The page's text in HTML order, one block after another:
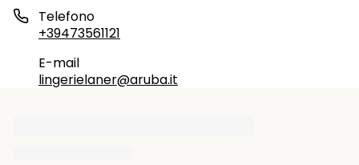
Telefono
+39473561121
E-mail
lingerielaner@aruba.it